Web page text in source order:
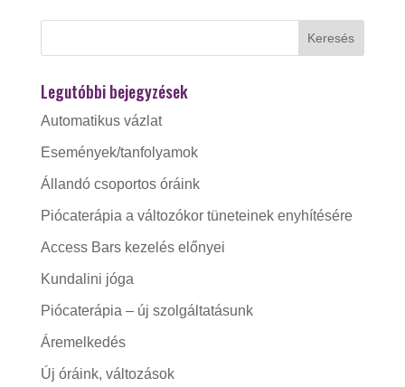
Legutóbbi bejegyzések
Automatikus vázlat
Események/tanfolyamok
Állandó csoportos óráink
Piócaterápia a változókor tüneteinek enyhítésére
Access Bars kezelés előnyei
Kundalini jóga
Piócaterápia – új szolgáltatásunk
Áremelkedés
Új óráink, változások